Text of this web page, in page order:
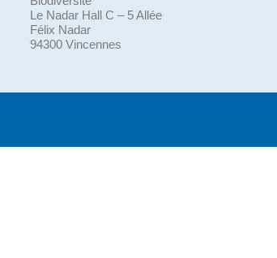
Le Nadar Hall C – 5 Allée
Félix Nadar
94300 Vincennes